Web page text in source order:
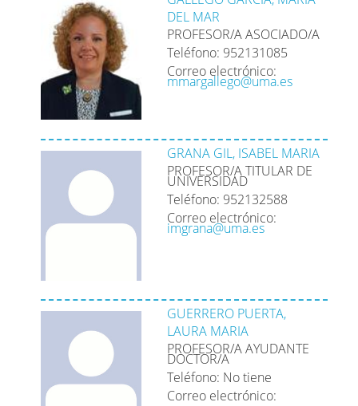
DEL MAR
PROFESOR/A ASOCIADO/A
Teléfono: 952131085
Correo electrónico:
mmargallego@uma.es
GRANA GIL, ISABEL MARIA
PROFESOR/A TITULAR DE
UNIVERSIDAD
Teléfono: 952132588
Correo electrónico:
imgrana@uma.es
GUERRERO PUERTA,
LAURA MARIA
PROFESOR/A AYUDANTE
DOCTOR/A
Teléfono: No tiene
Correo electrónico: